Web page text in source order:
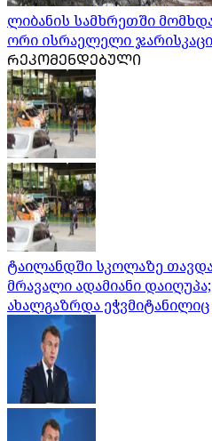
ლიბანის სამხრეთში
ორი ისრაელელი
ᲠᲔᲙᲝᲛᲔᲜᲓᲔᲑᲣᲚᲘ
ტაილანდში სკოლაზე
მრავალი ადამიანი
ახალგაზრდა ეჭვმიტანილიც